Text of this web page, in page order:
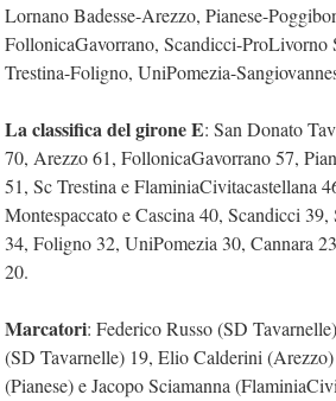
Lornano Badesse-Arezzo, Pianese-
FollonicaGavorrano, Scandicci-ProLivorno
Trestina-Foligno, UniPomezia-
La classifica del girone E: San Donato
70, Arezzo 61, FollonicaGavorrano 57,
51, Sc Trestina e FlaminiaCivitacastellana
Montespaccato e Cascina 40, Scandicci
34, Foligno 32, UniPomezia 30, Cannara
20.
Marcatori: Federico Russo (SD
(SD Tavarnelle) 19, Elio Calderini
(Pianese) e Jacopo Sciamanna